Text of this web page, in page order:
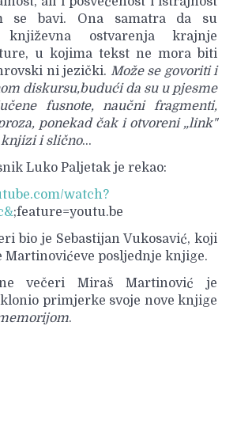
se bavi. Ona samatra da su
književna ostvarenja krajnje
u kojima tekst ne mora biti
ni jezički. Može se govoriti i
diskursu,budući da su u pjesme
fusnote, naučni fragmenti,
ponekad čak i otvoreni „link"
i slično...
Luko Paljetak je rekao:
watch?
;feature=youtu.be
bio je Sebastijan Vukosavić, koji
Martinovićeve posljednje knjige.
večeri Miraš Martinović je
primjerke svoje nove knjige
.